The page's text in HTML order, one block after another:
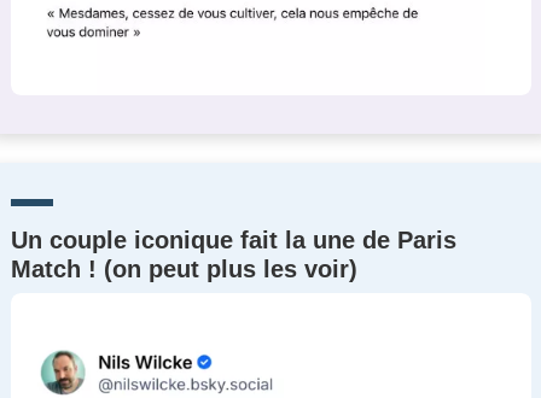
Un couple iconique fait la une de Paris
Match ! (on peut plus les voir)